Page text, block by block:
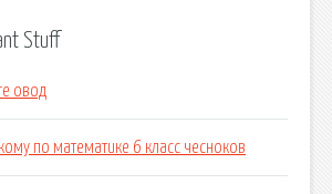
Stuff
овод
по математике 6 класс чесноков